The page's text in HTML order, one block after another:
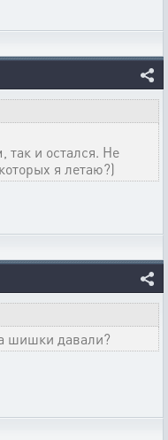
так и остался. Не
я летаю?)
шишки давали?